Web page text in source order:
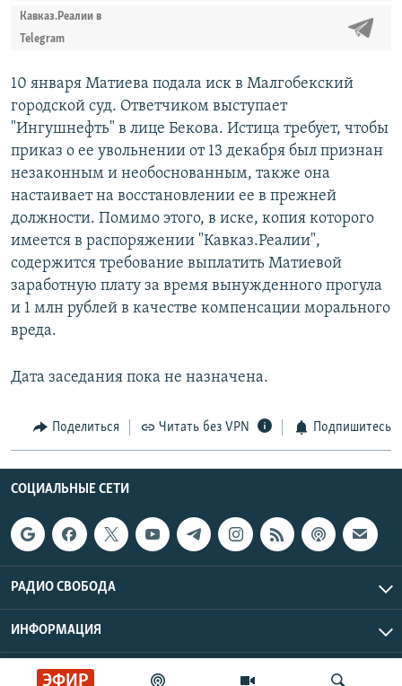
ЭФИР
Кавказ.Реалии в
Telegram
10 января Матиева подала иск в Малгобекский
городской суд. Ответчиком выступает
"Ингушнефть" в лице Бекова. Истица требует, чтобы
приказ о ее увольнении от 13 декабря был признан
незаконным и необоснованным, также она
настаивает на восстановлении ее в прежней
должности. Помимо этого, в иске, копия которого
имеется в распоряжении "Кавказ.Реалии",
содержится требование выплатить Матиевой
заработную плату за время вынужденного прогула
и 1 млн рублей в качестве компенсации морального
вреда.
Дата заседания пока не назначена.
Поделиться Читать без VPN Подпишитесь
СОЦИАЛЬНЫЕ СЕТИ
РАДИО СВОБОДА
ИНФОРМАЦИЯ
Радио Свобода © 2026 RFE/RL, Inc. | Все права защищены.